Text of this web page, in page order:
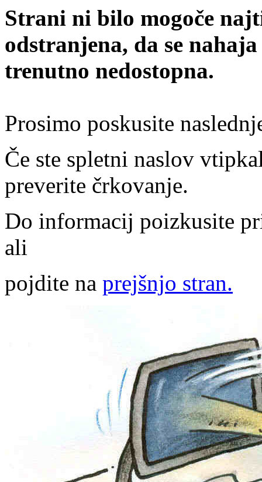
Strani ni bilo mogoče
odstranjena, da se
trenutno nedostopna.
Prosimo poskusite
Če ste spletni naslov
preverite črkovanje.
Do informacij poizkusite
ali
pojdite na prejšnjo stran.